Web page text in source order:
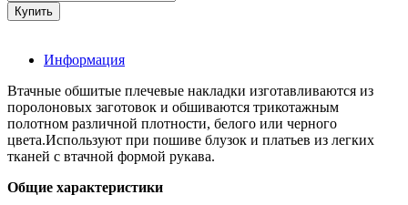
Информация
Втачные обшитые плечевые накладки изготавливаются из
поролоновых заготовок и обшиваются трикотажным
полотном различной плотности, белого или черного
цвета.Используют при пошиве блузок и платьев из легких
тканей с втачной формой рукава.
Общие характеристики